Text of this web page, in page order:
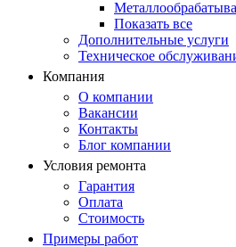
Показать все
Дополнительные услуги
Техническое
Компания
О компании
Вакансии
Контакты
Блог компании
Условия ремонта
Гарантия
Оплата
Стоимость
Примеры работ